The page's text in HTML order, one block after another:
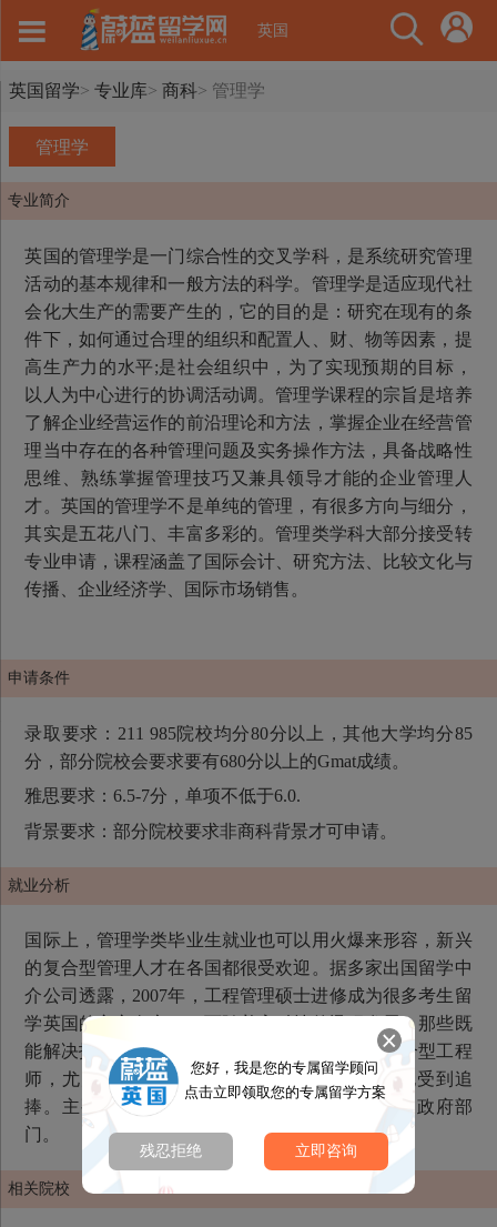
英国
英国留学> 专业库> 商科> 管理学
管理学
专业简介
英国的管理学是一门综合性的交叉学科，是系统研究管理
活动的基本规律和一般方法的科学。管理学是适应现代社
会化大生产的需要产生的，它的目的是：研究在现有的条
件下，如何通过合理的组织和配置人、财、物等因素，提
高生产力的水平;是社会组织中，为了实现预期的目标，
以人为中心进行的协调活动调。管理学课程的宗旨是培养
了解企业经营运作的前沿理论和方法，掌握企业在经营管
理当中存在的各种管理问题及实务操作方法，具备战略性
思维、熟练掌握管理技巧又兼具领导才能的企业管理人
才。英国的管理学不是单纯的管理，有很多方向与细分，
其实是五花八门、丰富多彩的。管理类学科大部分接受转
专业申请，课程涵盖了国际会计、研究方法、比较文化与
传播、企业经济学、国际市场销售。
申请条件
录取要求：211 985院校均分80分以上，其他大学均分85
分，部分院校会要求要有680分以上的Gmat成绩。
雅思要求：6.5-7分，单项不低于6.0.
背景要求：部分院校要求非商科背景才可申请。
就业分析
国际上，管理学类毕业生就业也可以用火爆来形容，新兴
的复合型管理人才在各国都很受欢迎。据多家出国留学中
介公司透露，2007年，工程管理硕士进修成为很多考生留
学英国的主方向之一。而随着高科技的迅猛发展，那些既
能解决技术问题，又懂得国际商业操作规则的复合型工程
师，尤为抢手，身价看涨。职业型会计学硕士也受到追
捧。主要就来方向：商业性企业、服务性企业、政府部
门。
相关院校
您好，我是您的专属留学顾问
点击立即领取您的专属留学方案
残忍拒绝 立即咨询